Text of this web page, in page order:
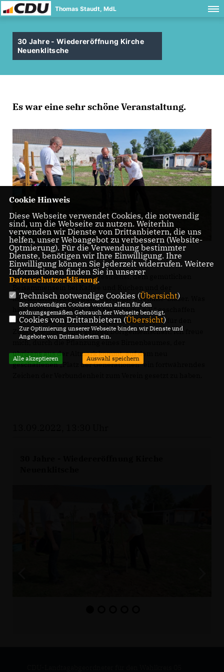
Thomas Staudt, MdL
30 Jahre - Wiedereröffnung Kirche
Neuenklitsche
Es war eine sehr schöne Veranstaltung.
Angefangen vom Dankgottesdienst, dem gemütlichen
musikalischen Begleitung durch die Stremme-Bläser. Was
hier durch den Verein „Wir für Klitsche e.V.“ geschaffen
wurde, ist wieder einmal ein positives Beispiel für den
Zusammenhalt einer ganzen Dorfgemeinschaft. Ich freue
mich, durch die Pflanzung eines Birnenbaumes, der
übrigens aus der Altmark kommt, auf dem neu
geschaffenen „Platz der Generationen“ ein fortwährendes
Cookie Hinweis
Diese Webseite verwendet Cookies, die notwendig
sind, um die Webseite zu nutzen. Weiterhin
verwenden wir Dienste von Drittanbietern, die uns
helfen, unser Webangebot zu verbessern (Website-
Optmierung). Für die Verwendung bestimmter
Dienste, benötigen wir Ihre Einwilligung. Ihre
Einwilligung können Sie jederzeit widerrufen. Weitere
Informationen finden Sie in unserer
Datenschutzerklärung.
Technisch notwendige Cookies (Übersicht)
Die notwendigen Cookies werden allein für den
ordnungsgemäßen Gebrauch der Webseite benötigt.
Cookies von Drittanbietern (Übersicht)
Zur Optimierung unserer Webseite binden wir Dienste und
Angebote von Drittanbietern ein.
Alle akzeptieren Auswahl speichern